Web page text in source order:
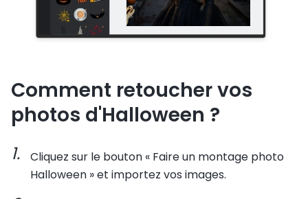
Comment retoucher vos
photos d'Halloween ?
Cliquez sur le bouton « Faire un montage photo
Halloween » et importez vos images.